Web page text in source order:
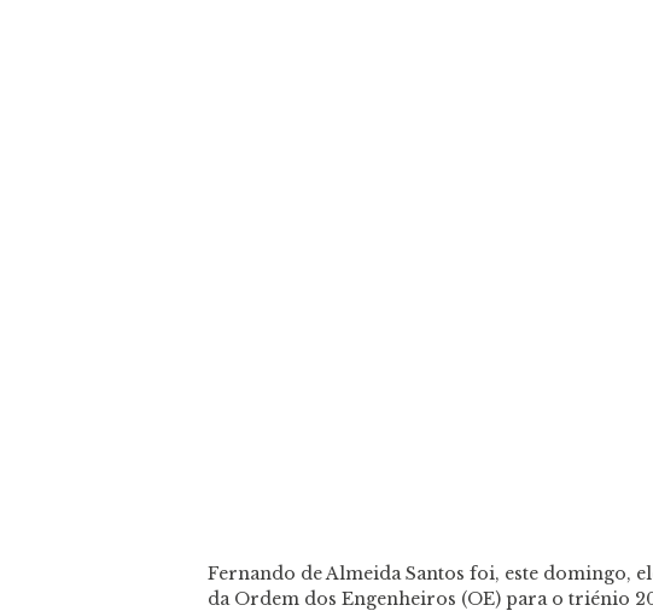
Fernando de Almeida Santos foi, este domingo,
da Ordem dos Engenheiros (OE) para o triénio